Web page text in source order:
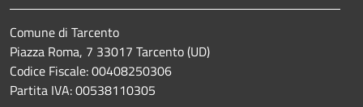
Comune di Tarcento
Piazza Roma, 7 33017 Tarcento (UD)
Codice Fiscale: 00408250306
Partita IVA: 00538110305